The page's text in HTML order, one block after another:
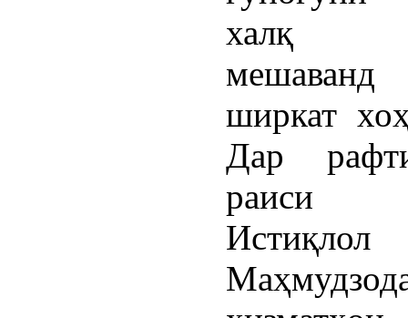
халқ
мешаванд
ширкат
Дар
раиси